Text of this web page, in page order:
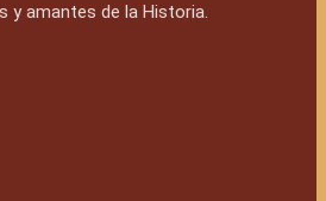
y amantes de la Historia.